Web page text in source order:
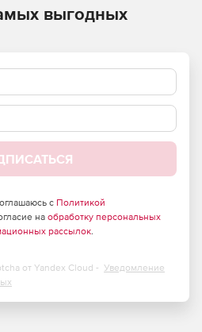
выгодных
с Политикой
на обработку персональных
рассылок.
от Yandex Cloud - Уведомление